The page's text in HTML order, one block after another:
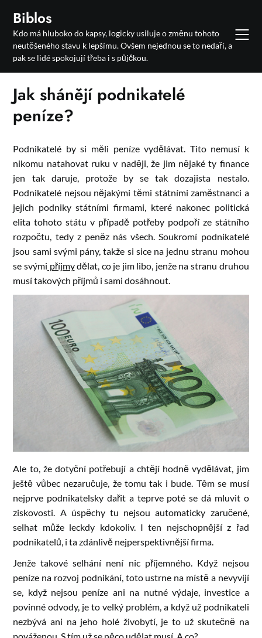
content
Biblos
Kdo má hluboko do kapsy, logicky usiluje o změnu tohoto
neutěšeného stavu k lepšímu. Ovšem nejednou se to nedaří, a
pak se lidé spokojují třeba i s půjčkou.
Jak shánějí podnikatelé
peníze?
Podnikatelé by si měli peníze vydělávat. Tito nemusí k
nikomu natahovat ruku v naději, že jim nějaké ty finance
jen tak daruje, protože by se tak dozajista nestalo.
Podnikatelé nejsou nějakými těmi státními zaměstnanci a
jejich podniky státními firmami, které nakonec politická
elita tohoto státu v případě potřeby podpoří ze státního
rozpočtu, tedy z peněz nás všech. Soukromí podnikatelé
jsou sami svými pány, takže si sice na jednu stranu mohou
se svými příjmydělat, co je jim libo, jenže na stranu druhou
musí takových příjmů i sami dosáhnout.
Ale to, že dotyční potřebují a chtějí hodně vydělávat, jim
ještě vůbec nezaručuje, že tomu tak i bude. Těm se musí
nejprve podnikatelsky dařit a teprve poté se dá mluvit o
ziskovosti. A úspěchy tu nejsou automaticky zaručené,
selhat může leckdy kdokoliv. I ten nejschopnější z řad
podnikatelů, i ta zdánlivě nejperspektivnější firma.
Jenže takové selhání není nic příjemného. Když nejsou
peníze na rozvoj podnikání, toto ustrne na místě a nevyvíjí
se, když nejsou peníze ani na nutné výdaje, investice a
povinné odvody, je to velký problém, a když už podnikateli
nezbývá ani na jeho holé živobytí, je to už skutečně na